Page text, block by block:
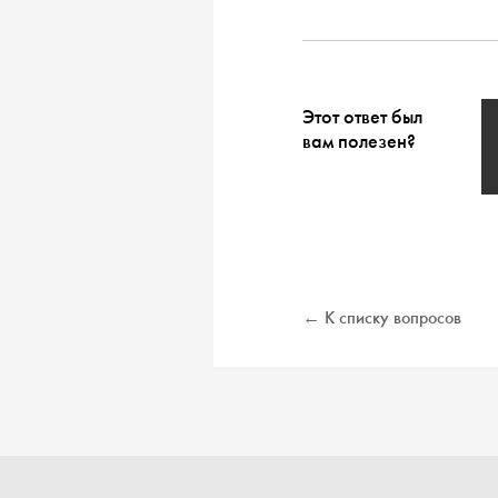
Этот ответ был
вам полезен?
← К списку вопросов